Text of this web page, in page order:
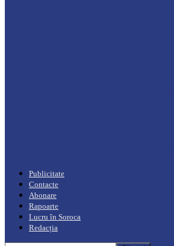
Publicitate
Contacte
Abonare
Rapoarte
Lucru în Soroca
Redacția